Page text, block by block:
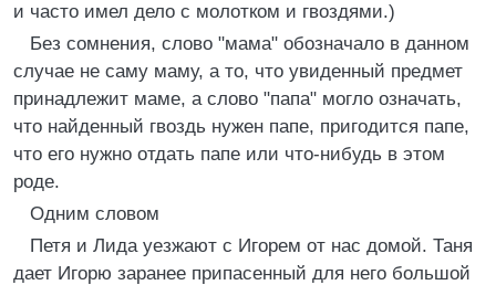
и часто имел дело с молотком и гвоздями.)
Без сомнения, слово "мама" обозначало в данном
случае не саму маму, а то, что увиденный предмет
принадлежит маме, а слово "папа" могло означать,
что найденный гвоздь нужен папе, пригодится папе,
что его нужно отдать папе или что-нибудь в этом
роде.
Одним словом
Петя и Лида уезжают с Игорем от нас домой. Таня
дает Игорю заранее припасенный для него большой